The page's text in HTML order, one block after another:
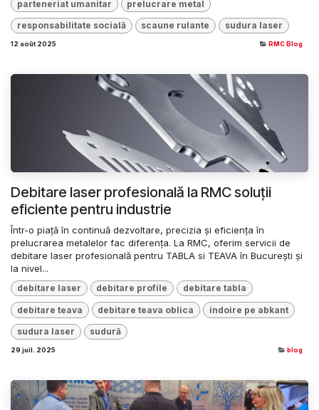
parteneriat umanitar prelucrare metal
responsabilitate socială scaune rulante sudura laser
12 août 2025 RMC Blog
Debitare laser profesională la RMC soluții
eficiente pentru industrie
Într-o piață în continuă dezvoltare, precizia și eficiența în
prelucrarea metalelor fac diferența. La RMC, oferim servicii de
debitare laser profesională pentru TABLA si TEAVA în București și
la nivel...
debitare laser debitare profile debitare tabla
debitare teava debitare teava oblica indoire pe abkant
sudura laser sudură
29 juil. 2025 blog